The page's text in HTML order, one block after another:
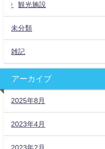
観光施設
未分類
雑記
アーカイブ
2025年8月
2023年4月
2023年2月